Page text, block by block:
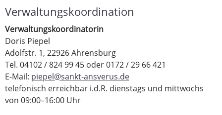
Verwaltungskoordination
Verwaltungskoordinatorin
Doris Piepel
Adolfstr. 1, 22926 Ahrensburg
Tel. 04102 / 824 99 45 oder 0172 / 29 66 421
E-Mail: piepel@sankt-ansverus.de
telefonisch erreichbar i.d.R. dienstags und mittwochs
von 09:00–16:00 Uhr